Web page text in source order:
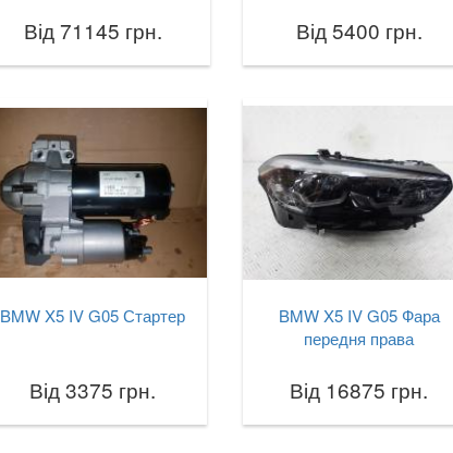
Від 71145 грн. Від 5400 грн.
BMW X5 IV G05 Стартер
Від 3375 грн.
BMW X5 IV G05 Фара
передня права
Від 16875 грн.